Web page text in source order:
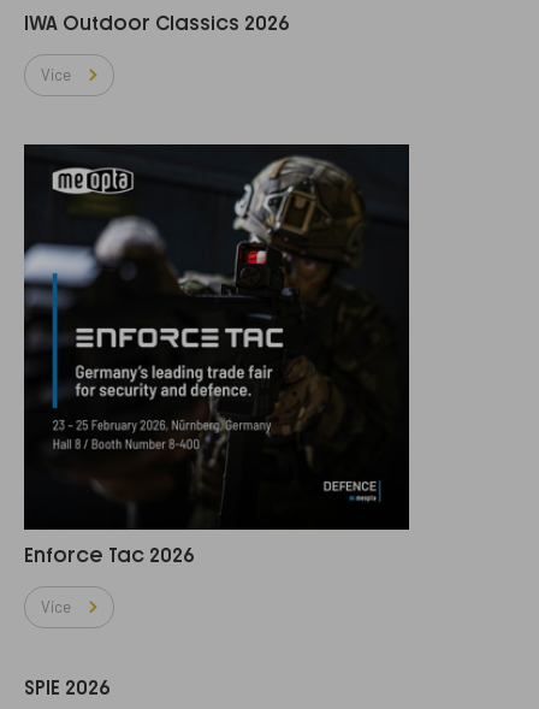
IWA Outdoor Classics 2026
Více
Enforce Tac 2026
Více
SPIE 2026